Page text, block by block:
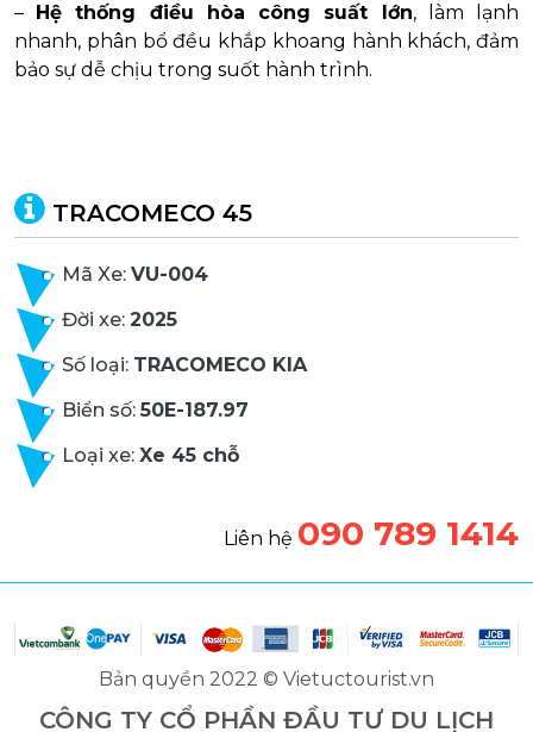
– Hệ thống điều hòa công suất lớn, làm lạnh
nhanh, phân bổ đều khắp khoang hành khách, đảm
bảo sự dễ chịu trong suốt hành trình.
TRACOMECO 45
Mã Xe: VU-004
Đời xe: 2025
Số loại: TRACOMECO KIA
Biển số:50E-187.97
Loại xe: Xe 45 chỗ
Liên hệ 090 789 1414
Bản quyền 2022 © Vietuctourist.vn
CÔNG TY CỔ PHẦN ĐẦU TƯ DU LỊCH